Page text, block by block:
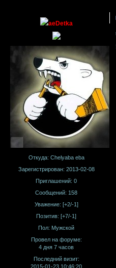
aeDetka
Откуда: Chelyaba eba
Зарегистрирован: 2013-02-08
Приглашений: 0
Сообщений: 158
Уважение: [+2/-1]
Позитив: [+7/-1]
Пол: Мужской
Провел на форуме:
4 дня 7 часов
Последний визит:
2015-01-23 10:46:20